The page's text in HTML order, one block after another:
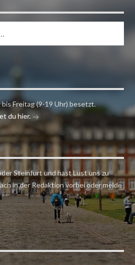
Freitag (9-19 Uhr) besetzt.
du hier.
Steinfurt und hast Lust uns zu
in der Redaktion vorbei oder melde